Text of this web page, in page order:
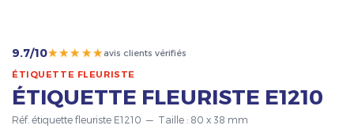
9.7/10★★★★★avis clients vérifiés
ÉTIQUETTE FLEURISTE
ÉTIQUETTE FLEURISTE E1210
Réf. étiquette fleuriste E1210 — Taille : 80 x 38 mm